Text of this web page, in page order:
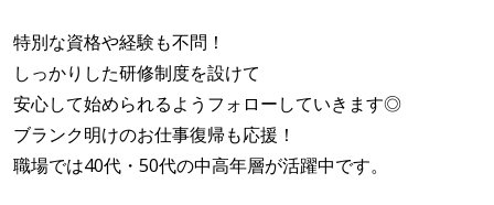
特別な資格や経験も不問！
しっかりした研修制度を設けて
安心して始められるようフォローしていきます◎
ブランク明けのお仕事復帰も応援！
職場では40代・50代の中高年層が活躍中です。